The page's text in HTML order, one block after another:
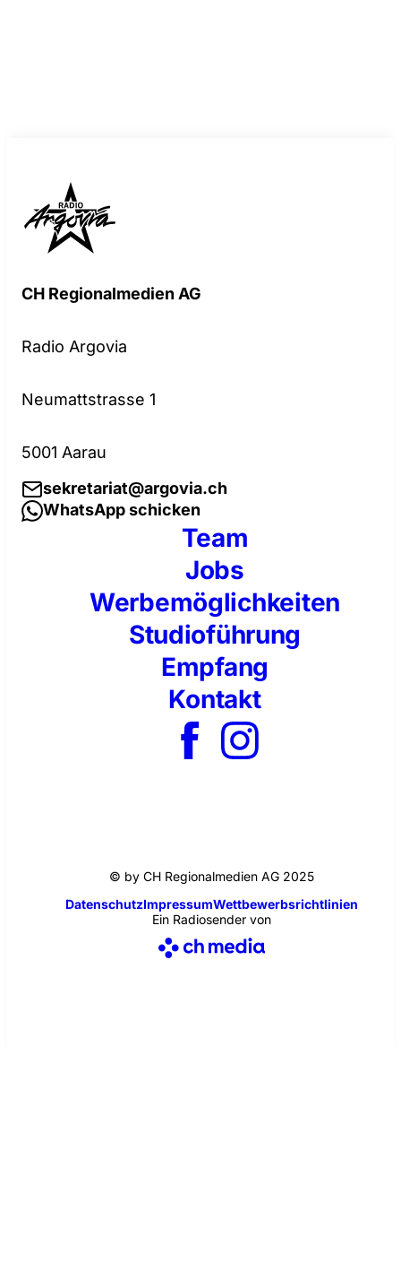
CH Regionalmedien AG
Radio Argovia
Neumattstrasse 1
5001 Aarau
sekretariat@argovia.ch
WhatsApp schicken
Team
Jobs
Werbemöglichkeiten
Studioführung
Empfang
Kontakt
© by CH Regionalmedien AG 2025
DatenschutzImpressumWettbewerbsrichtlinien
Ein Radiosender von